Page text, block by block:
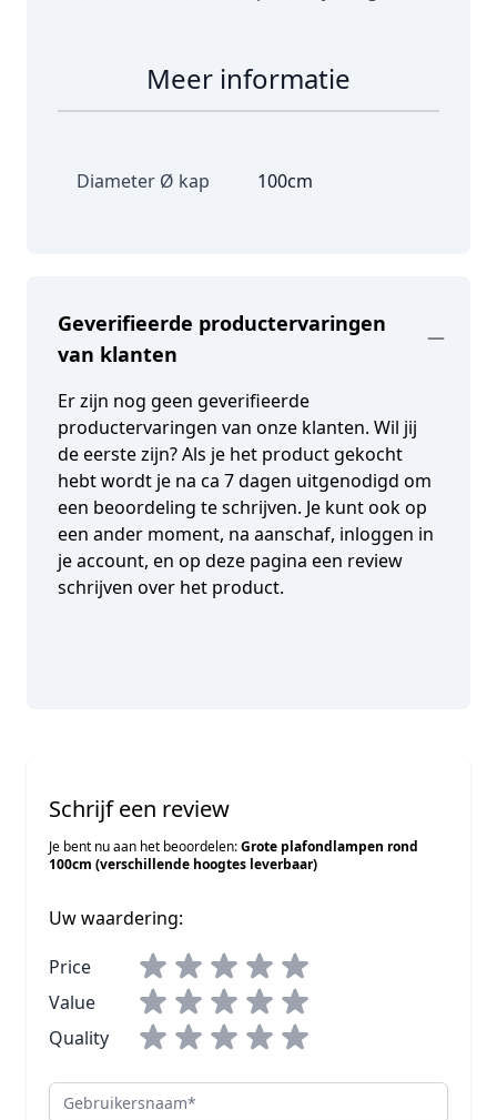
Meer informatie
Diameter Ø kap 100cm
Geverifieerde productervaringen
van klanten
Er zijn nog geen geverifieerde
productervaringen van onze klanten. Wil jij
de eerste zijn? Als je het product gekocht
hebt wordt je na ca 7 dagen uitgenodigd om
een beoordeling te schrijven. Je kunt ook op
een ander moment, na aanschaf, inloggen in
je account, en op deze pagina een review
schrijven over het product.
Schrijf een review
Je bent nu aan het beoordelen:Grote plafondlampen rond
100cm (verschillende hoogtes leverbaar)
Uw waardering:
Price
Value
Quality
Gebruikersnaam